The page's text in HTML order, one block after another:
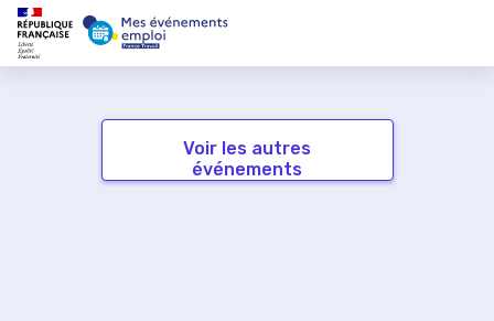
Voir les autres
événements